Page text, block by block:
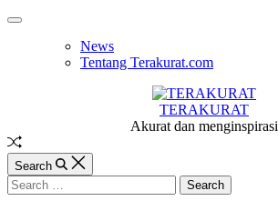
Skip
Off
News
Tentang Terakurat.com
TERAKURAT
Akurat dan menginspirasi
Random
Article
Search
Search
for: